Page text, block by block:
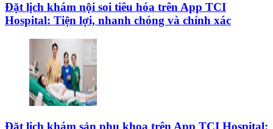
Đặt lịch khám nội soi tiêu hóa trên App TCI
Hospital: Tiện lợi, nhanh chóng và chính xác
Đặt lịch khám sản phụ khoa trên App TCI Hospital: